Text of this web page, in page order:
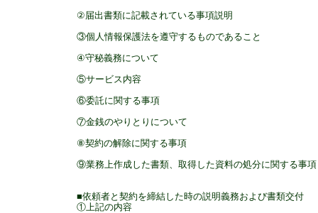
②届出書類に記載されている事項説明
③個人情報保護法を遵守するものであること
④守秘義務について
⑤サービス内容
⑥委託に関する事項
⑦金銭のやりとりについて
⑧契約の解除に関する事項
⑨業務上作成した書類、取得した資料の処分に関する事項
■依頼者と契約を締結した時の説明義務および書類交付
①上記の内容